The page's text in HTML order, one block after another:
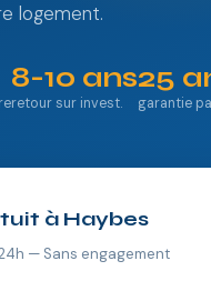
logement.
8-10 ans
retour sur invest.
25
garantie
à Haybes
— Sans engagement